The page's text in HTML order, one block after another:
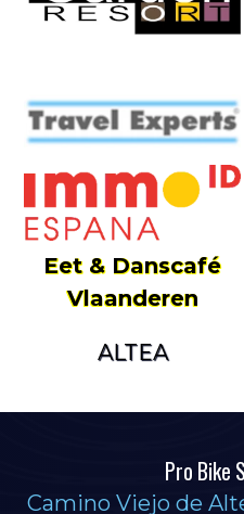
Eet & Danscafé
Vlaanderen
ALTEA
Pro Bike
Camino Viejo de